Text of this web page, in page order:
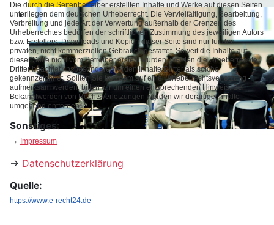
Die durch die Seitenbetreiber erstellten Inhalte und Werke auf diesen Seiten
unterliegen dem deutschen Urheberrecht. Die Vervielfältigung, Bearbeitung,
Verbreitung und jede Art der Verwertung außerhalb der Grenzen des
Urheberrechtes bedürfen der schriftlichen Zustimmung des jeweiligen Autors
bzw. Erstellers. Downloads und Kopien dieser Seite sind nur für den
privaten, nicht kommerziellen Gebrauch gestattet. Soweit die Inhalte auf
dieser Seite nicht vom Betreiber erstellt wurden, werden die Urheberrechte
Dritter beachtet. Insbesondere werden Inhalte Dritter als solche
gekennzeichnet. Sollten Sie trotzdem auf eine Urheberrechtsverletzung
aufmerksam werden, bitten wir um einen entsprechenden Hinweis. Bei
Bekanntwerden von Rechtsverletzungen werden wir derartige Inhalte
umgehend entfernen.
Sonstiges:
→ Impressum
→ Datenschutzerklärung
Quelle:
https://www.e-recht24.de